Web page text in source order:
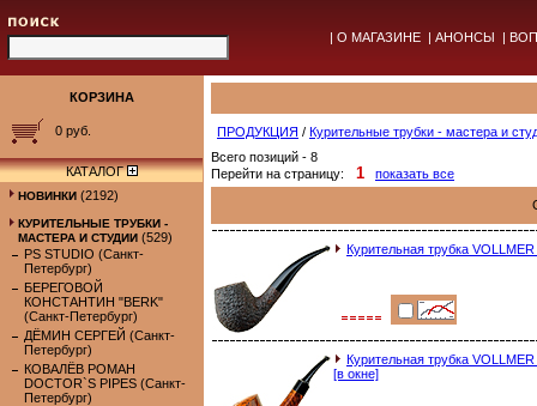
| О МАГАЗИНЕ | АНОНСЫ |
КОРЗИНА
0 руб.
КАТАЛОГ
НОВИНКИ (2192)
КУРИТЕЛЬНЫЕ ТРУБКИ -
МАСТЕРА И СТУДИИ (529)
PS STUDIO (Санкт-
Петербург)
БЕРЕГОВОЙ
КОНСТАНТИН "BERK"
(Санкт-Петербург)
ДЁМИН СЕРГЕЙ (Санкт-
Петербург)
КОВАЛЁВ РОМАН
DOCTOR`S PIPES (Санкт-
Петербург)
ПРОДУКЦИЯ / Курительные трубки - мастера и
Всего позиций - 8
Перейти на страницу:
1 показать все
Курительная трубка
Курительная трубка
[в окне]